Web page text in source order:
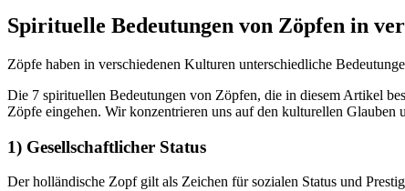
Spirituelle Bedeutungen von Zöpfen in
Zöpfe haben in verschiedenen Kulturen unterschiedliche
Die 7 spirituellen Bedeutungen von Zöpfen, die in diesem Artikel
Zöpfe eingehen. Wir konzentrieren uns auf den kulturellen
1) Gesellschaftlicher Status
Der holländische Zopf gilt als Zeichen für sozialen Status und